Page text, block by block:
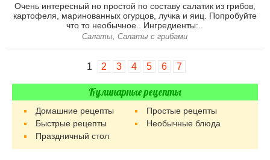
Очень интересный но простой по составу салатик из грибов,
картофеля, маринованных огурцов, лучка и яиц. Попробуйте
что то необычное.. Ингредиенты:..
Салаты, Салаты с грибами
1 2 3 4 5 6 7
Кулинарные рецепты
Домашние рецепты
Простые рецепты
Быстрые рецепты
Необычные блюда
Праздничный стол